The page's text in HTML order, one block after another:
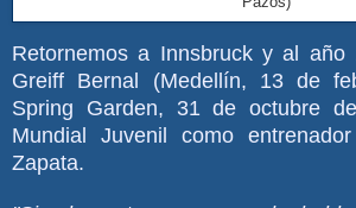
Retornemos a Innsbruck y al
Greiff Bernal (Medellín, 13 de
Spring Garden, 31 de octubre
Mundial Juvenil como
Zapata.